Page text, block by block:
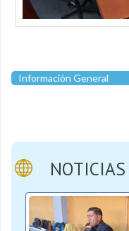
Información General